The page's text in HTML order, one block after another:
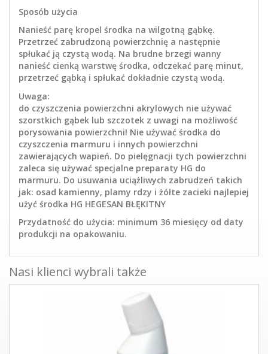
Sposób użycia
Nanieść parę kropel środka na wilgotną gąbkę.
Przetrzeć zabrudzoną powierzchnię a następnie
spłukać ją czystą wodą. Na brudne brzegi wanny
nanieść cienką warstwę środka, odczekać parę minut,
przetrzeć gąbką i spłukać dokładnie czystą wodą.
Uwaga:
do czyszczenia powierzchni akrylowych nie używać
szorstkich gąbek lub szczotek z uwagi na możliwość
porysowania powierzchni! Nie używać środka do
czyszczenia marmuru i innych powierzchni
zawierających wapień. Do pielęgnacji tych powierzchni
zaleca się używać specjalne preparaty HG do
marmuru. Do usuwania uciążliwych zabrudzeń takich
jak: osad kamienny, plamy rdzy i żółte zacieki najlepiej
użyć środka HG HEGESAN BŁĘKITNY
Przydatność do użycia: minimum 36 miesięcy od daty
produkcji na opakowaniu.
Nasi klienci wybrali także